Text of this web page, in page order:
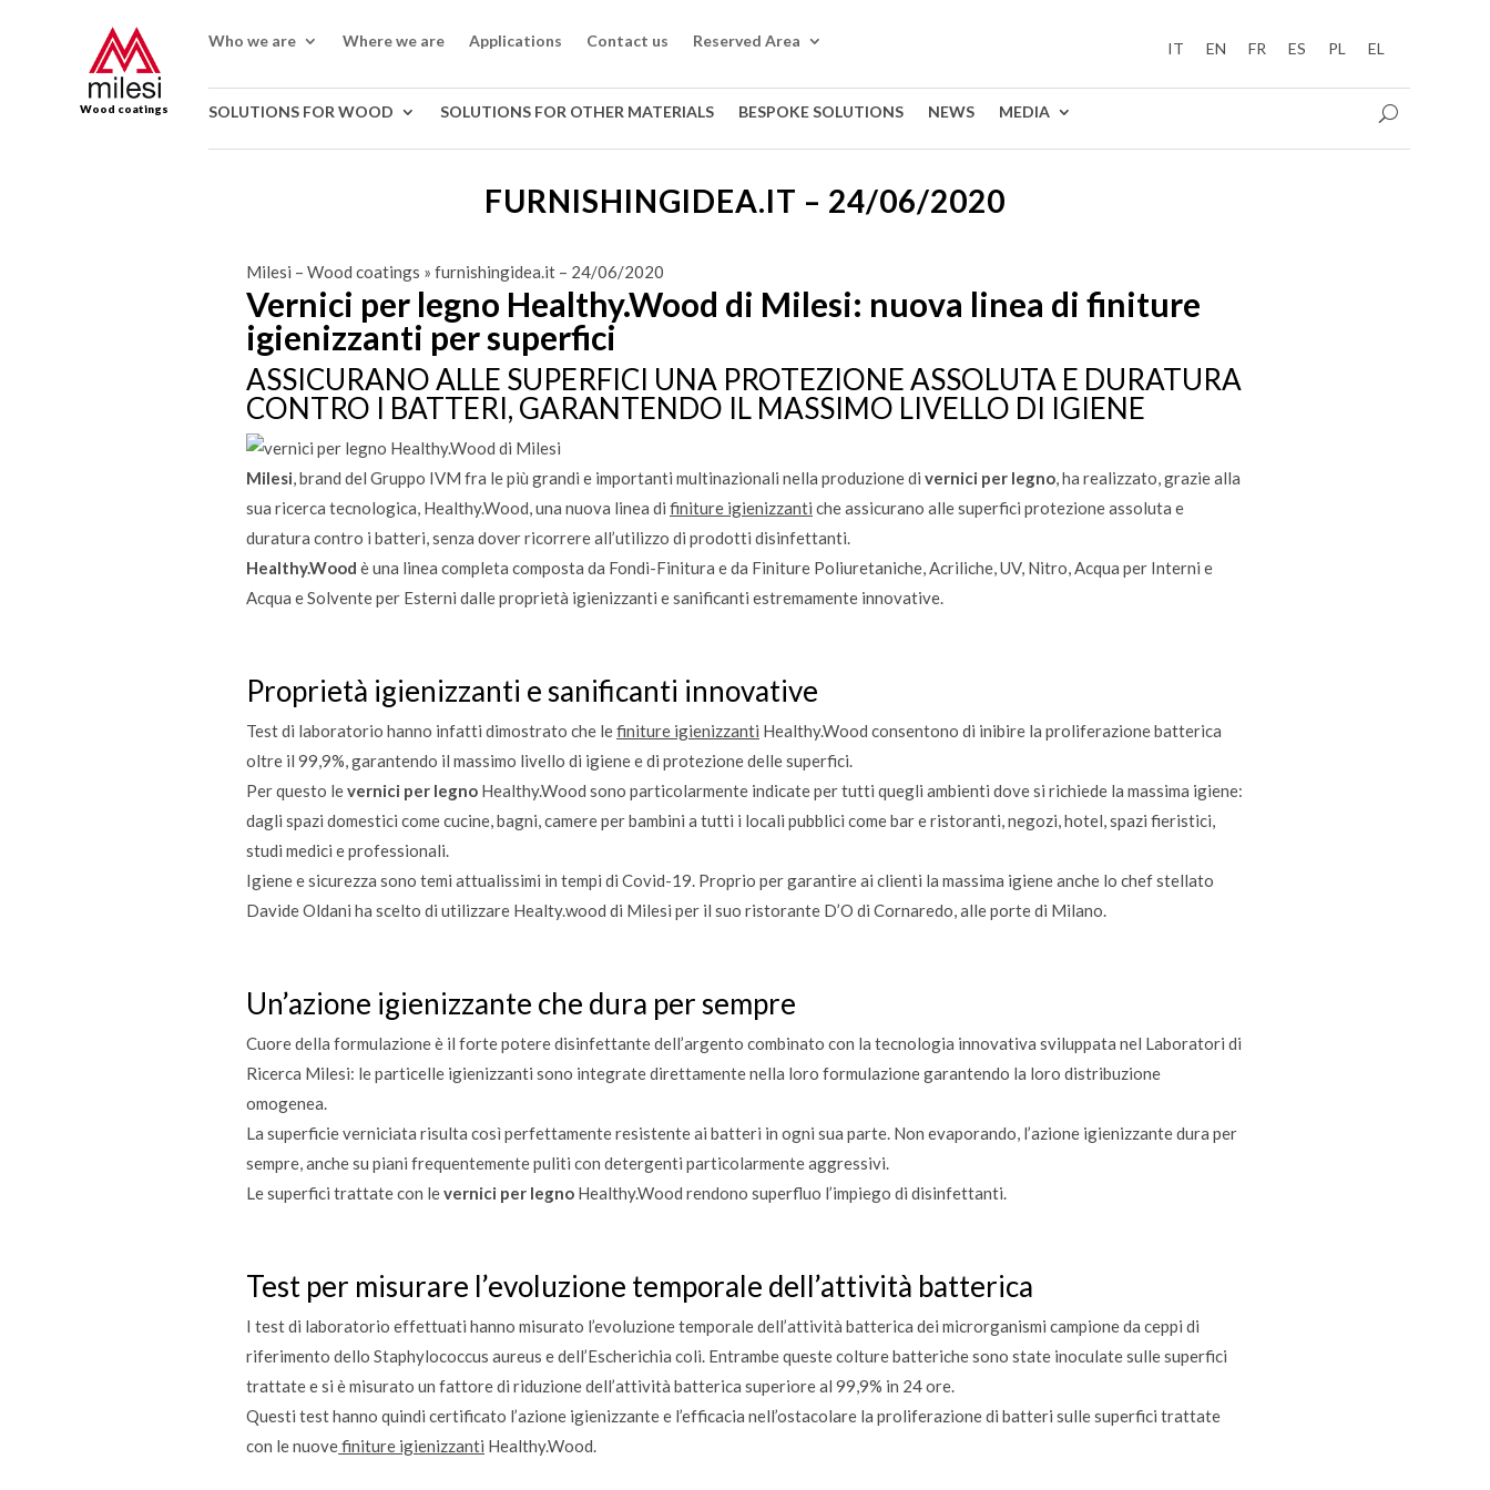
Wood coatings
Who we are Where we are Applications Contact us Reserved Area IT EN FR ES PL EL
SOLUTIONS FOR WOOD SOLUTIONS FOR OTHER MATERIALS BESPOKE SOLUTIONS NEWS MEDIA
FURNISHINGIDEA.IT – 24/06/2020
Milesi – Wood coatings » furnishingidea.it – 24/06/2020
Vernici per legno Healthy.Wood di Milesi: nuova linea di finiture
igienizzanti per superfici
ASSICURANO ALLE SUPERFICI UNA PROTEZIONE ASSOLUTA E DURATURA
CONTRO I BATTERI, GARANTENDO IL MASSIMO LIVELLO DI IGIENE
Milesi, brand del Gruppo IVM fra le più grandi e importanti multinazionali nella produzione di vernici per legno, ha realizzato, grazie alla
sua ricerca tecnologica, Healthy.Wood, una nuova linea di finiture igienizzanti che assicurano alle superfici protezione assoluta e
duratura contro i batteri, senza dover ricorrere all’utilizzo di prodotti disinfettanti.
Healthy.Wood è una linea completa composta da Fondi-Finitura e da Finiture Poliuretaniche, Acriliche, UV, Nitro, Acqua per Interni e
Acqua e Solvente per Esterni dalle proprietà igienizzanti e sanificanti estremamente innovative.
Proprietà igienizzanti e sanificanti innovative
Test di laboratorio hanno infatti dimostrato che lefiniture igienizzanti Healthy.Wood consentono di inibire la proliferazione batterica
oltre il 99,9%, garantendo il massimo livello di igiene e di protezione delle superfici.
Per questo levernici per legno Healthy.Wood sono particolarmente indicate per tutti quegli ambienti dove si richiede la massima igiene:
dagli spazi domestici come cucine, bagni, camere per bambini a tutti i locali pubblici come bar e ristoranti, negozi, hotel, spazi fieristici,
studi medici e professionali.
Igiene e sicurezza sono temi attualissimi in tempi di Covid-19. Proprio per garantire ai clienti la massima igiene anche lo chef stellato
Davide Oldani ha scelto di utilizzare Healty.wood di Milesi per il suo ristorante D’O di Cornaredo, alle porte di Milano.
Un’azione igienizzante che dura per sempre
Cuore della formulazione è il forte potere disinfettante dell’argento combinato con la tecnologia innovativa sviluppata nel Laboratori di
Ricerca Milesi: le particelle igienizzanti sono integrate direttamente nella loro formulazione garantendo la loro distribuzione
omogenea.
La superficie verniciata risulta così perfettamente resistente ai batteri in ogni sua parte. Non evaporando, l’azione igienizzante dura per
sempre, anche su piani frequentemente puliti con detergenti particolarmente aggressivi.
Le superfici trattate con levernici per legno Healthy.Wood rendono superfluo l’impiego di disinfettanti.
Test per misurare l’evoluzione temporale dell’attività batterica
I test di laboratorio effettuati hanno misurato l’evoluzione temporale dell’attività batterica dei microrganismi campione da ceppi di
riferimento dello Staphylococcus aureus e dell’Escherichia coli. Entrambe queste colture batteriche sono state inoculate sulle superfici
trattate e si è misurato un fattore di riduzione dell’attività batterica superiore al 99,9% in 24 ore.
Questi test hanno quindi certificato l’azione igienizzante e l’efficacia nell’ostacolare la proliferazione di batteri sulle superfici trattate
con le nuovefiniture igienizzanti Healthy.Wood.